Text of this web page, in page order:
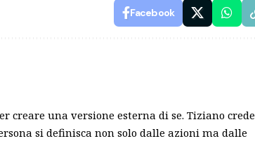
Facebook
creare una versione esterna di se. Tiziano crede
si definisca non solo dalle azioni ma dalle